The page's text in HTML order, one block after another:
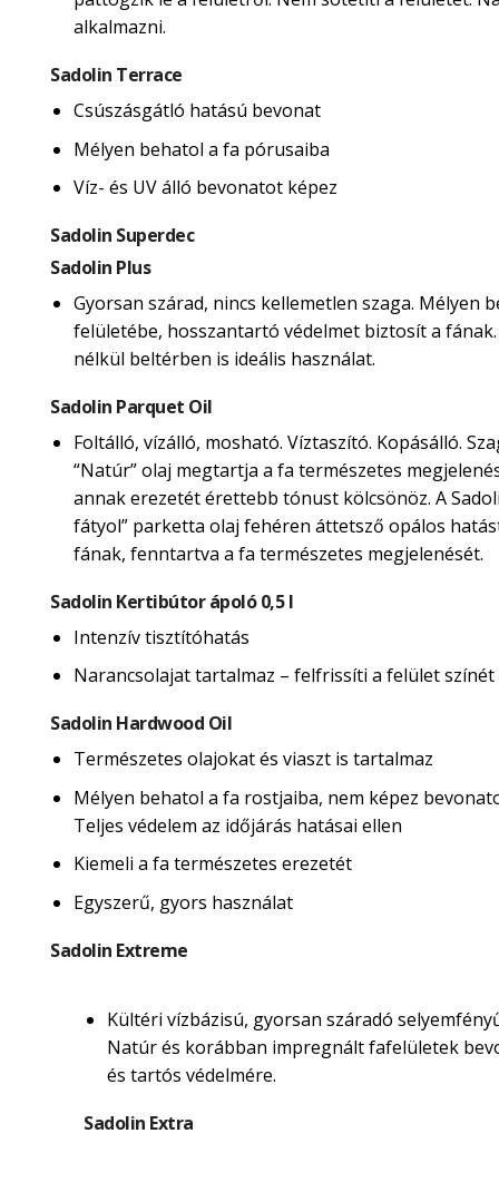
alkalmazni.
Sadolin Terrace
Csúszásgátló hatású bevonat
Mélyen behatol a fa pórusaiba
Víz- és UV álló bevonatot képez
Sadolin Superdec
Sadolin Plus
Gyorsan szárad, nincs kellemetlen szaga. Mélyen
felületébe, hosszantartó védelmet biztosít a
nélkül beltérben is ideális használat.
Sadolin Parquet Oil
Foltálló, vízálló, mosható. Víztaszító. Kopásálló.
“Natúr” olaj megtartja a fa természetes
annak erezetét érettebb tónust kölcsönöz. A
fátyol” parketta olaj fehéren áttetsző opálos
fának, fenntartva a fa természetes megjelenését.
Sadolin Kertibútor ápoló 0,5 l
Intenzív tisztítóhatás
Narancsolajat tartalmaz – felfrissíti a felület színét
Sadolin Hardwood Oil
Természetes olajokat és viaszt is tartalmaz
Mélyen behatol a fa rostjaiba, nem képez
Teljes védelem az időjárás hatásai ellen
Kiemeli a fa természetes erezetét
Egyszerű, gyors használat
Sadolin Extreme
Kültéri vízbázisú, gyorsan száradó
Natúr és korábban impregnált fafelületek
és tartós védelmére.
Sadolin Extra